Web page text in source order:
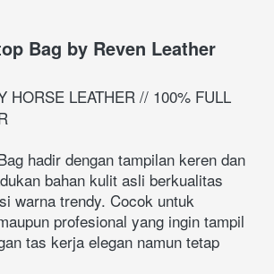
Bag by Reven Leather
HORSE LEATHER // 100% FULL
hadir dengan tampilan keren dan
bahan kulit asli berkualitas
warna trendy. Cocok untuk
profesional yang ingin tampil
tas kerja elegan namun tetap